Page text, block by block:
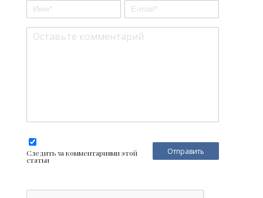
Следить за комментариями этой
статьи